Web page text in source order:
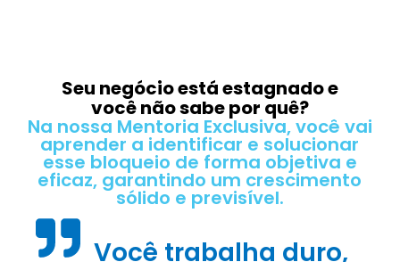
Seu negócio está estagnado e
você não sabe por quê?
Na nossa Mentoria Exclusiva, você vai
aprender a identificar e solucionar
esse bloqueio de forma objetiva e
eficaz, garantindo um crescimento
sólido e previsível.
Você trabalha duro,